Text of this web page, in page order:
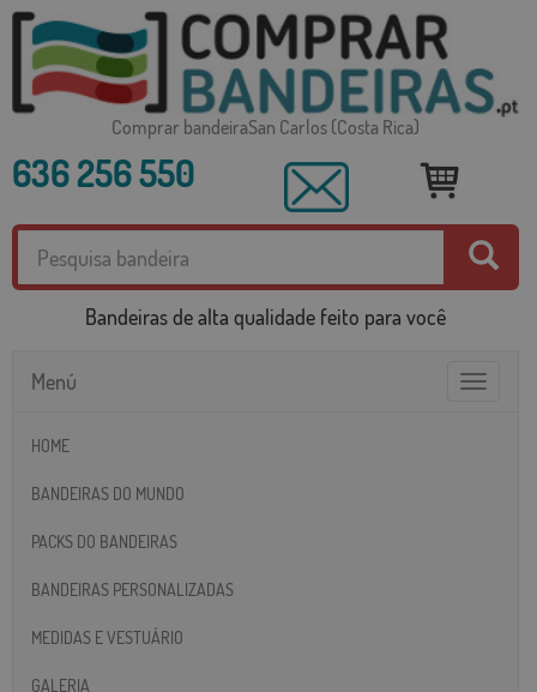
Comprar bandeiraSan Carlos (Costa Rica)
636 256 550
Bandeiras de alta qualidade feito para você
Toggle
Menú
HOME
BANDEIRAS DO MUNDO
PACKS DO BANDEIRAS
BANDEIRAS PERSONALIZADAS
MEDIDAS E VESTUÁRIO
GALERIA